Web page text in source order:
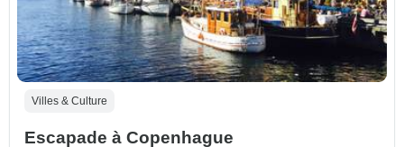
Villes & Culture
Escapade à Copenhague